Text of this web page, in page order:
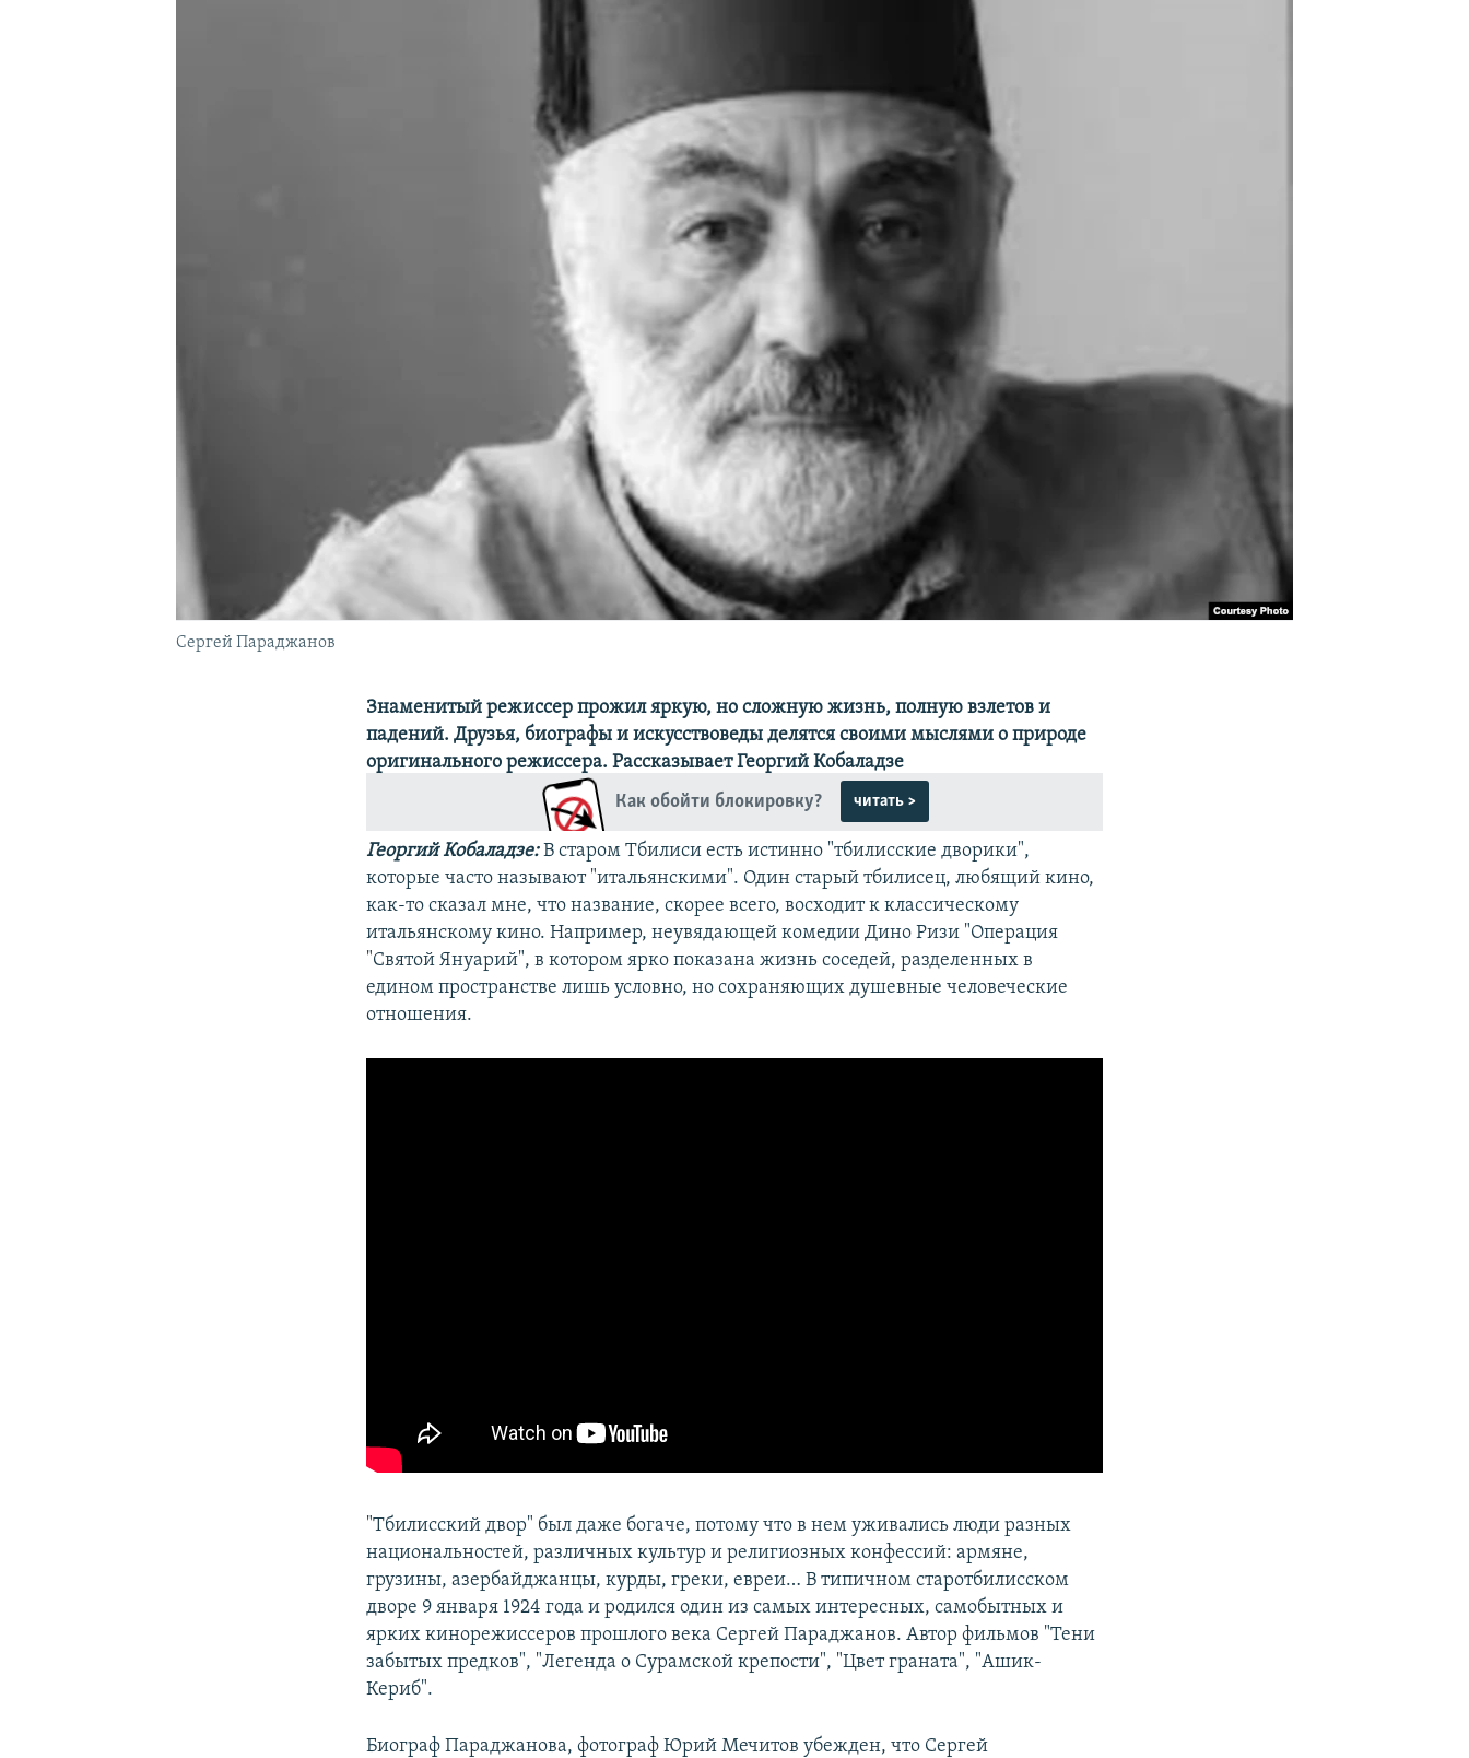
Сергей Параджанов
Знаменитый режиссер прожил яркую, но сложную жизнь, полную взлетов и
падений. Друзья, биографы и искусствоведы делятся своими мыслями о природе
оригинального режиссера. Рассказывает Георгий Кобаладзе
Как обойти блокировку?
читать >
Георгий Кобаладзе:В старом Тбилиси есть истинно "тбилисские дворики",
которые часто называют "итальянскими". Один старый тбилисец, любящий кино,
как-то сказал мне, что название, скорее всего, восходит к классическому
итальянскому кино. Например, неувядающей комедии Дино Ризи "Операция
"Святой Януарий", в котором ярко показана жизнь соседей, разделенных в
едином пространстве лишь условно, но сохраняющих душевные человеческие
отношения.
"Тбилисский двор" был даже богаче, потому что в нем уживались люди разных
национальностей, различных культур и религиозных конфессий: армяне,
грузины, азербайджанцы, курды, греки, евреи… В типичном старотбилисском
дворе 9 января 1924 года и родился один из самых интересных, самобытных и
ярких кинорежиссеров прошлого века Сергей Параджанов. Автор фильмов "Тени
забытых предков", "Легенда о Сурамской крепости", "Цвет граната", "Ашик-
Кериб".
Биограф Параджанова, фотограф Юрий Мечитов убежден, что Сергей